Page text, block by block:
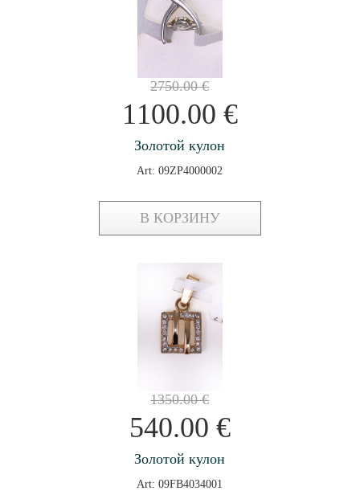
2750.00€
1100.00 €
Золотой кулон
Art: 09ZP4000002
В КОРЗИНУ
1350.00€
540.00 €
Золотой кулон
Art: 09FB4034001